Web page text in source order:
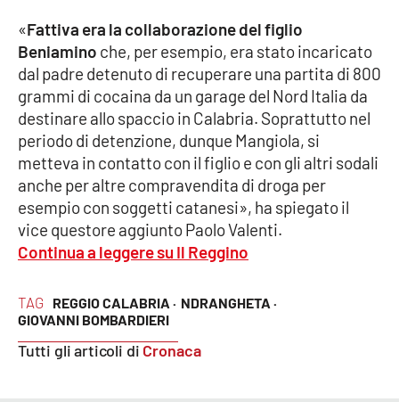
LA
CALABRIAVISIONE
Destinazioni
Eventi
Food
Storie
LAC
NETWORK
TAG REGGIO CALABRIA · NDRANGHETA ·
GIOVANNI BOMBARDIERI
Tutti gli articoli di Cronaca
«Fattiva era la collaborazione del figlio
Beniamino che, per esempio, era stato incaricato
dal padre detenuto di recuperare una partita di 800
grammi di cocaina da un garage del Nord Italia da
destinare allo spaccio in Calabria. Soprattutto nel
periodo di detenzione, dunque Mangiola, si
metteva in contatto con il figlio e con gli altri sodali
anche per altre compravendita di droga per
esempio con soggetti catanesi», ha spiegato il
vice questore aggiunto Paolo Valenti.
Continua a leggere su Il Reggino